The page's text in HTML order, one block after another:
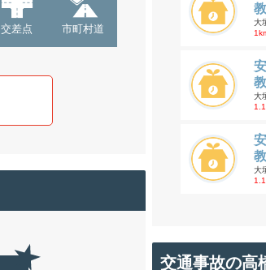
交差点 市町村道
大
大
大
交通事故の高